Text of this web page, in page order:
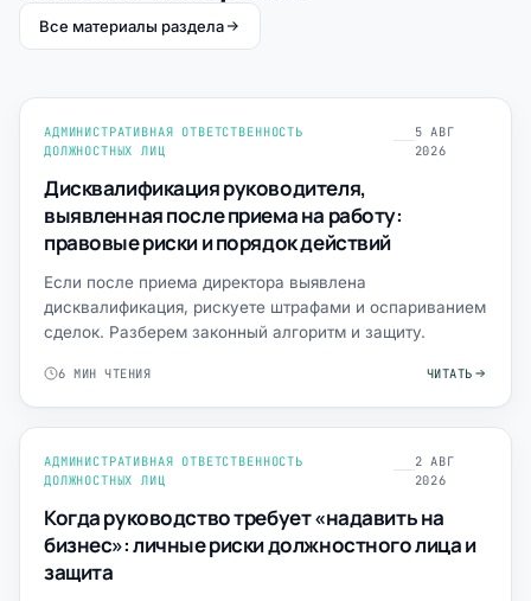
Все материалы раздела
АДМИНИСТРАТИВНАЯ ОТВЕТСТВЕННОСТЬ
ДОЛЖНОСТНЫХ ЛИЦ
5 АВГ
2026
Дисквалификация руководителя,
выявленная после приема на работу:
правовые риски и порядок действий
Если после приема директора выявлена
дисквалификация, рискуете штрафами и оспариванием
сделок. Разберем законный алгоритм и защиту.
6 МИН ЧТЕНИЯ ЧИТАТЬ
АДМИНИСТРАТИВНАЯ ОТВЕТСТВЕННОСТЬ
ДОЛЖНОСТНЫХ ЛИЦ
2 АВГ
2026
Когда руководство требует «надавить на
бизнес»: личные риски должностного лица и
защита